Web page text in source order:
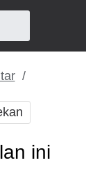
ini